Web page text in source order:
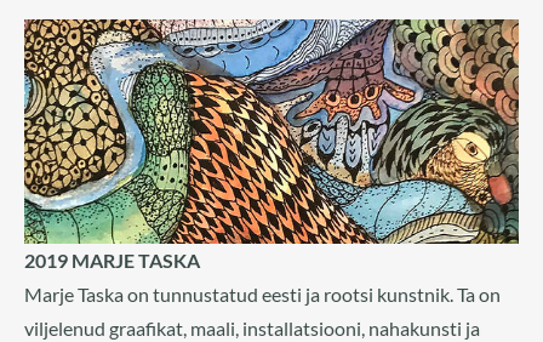
2019 MARJE TASKA
Marje Taska on tunnustatud eesti ja rootsi kunstnik. Ta on
viljelenud graafikat, maali, installatsiooni, nahakunsti ja